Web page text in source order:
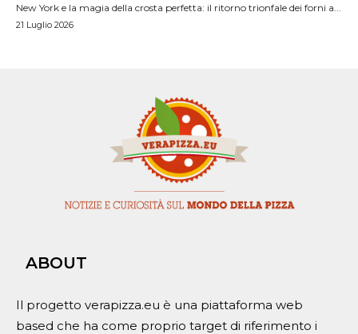
New York e la magia della crosta perfetta: il ritorno trionfale dei forni a...
21 Luglio 2026
ABOUT
Il progetto verapizza.eu è una piattaforma web
based che ha come proprio target di riferimento i